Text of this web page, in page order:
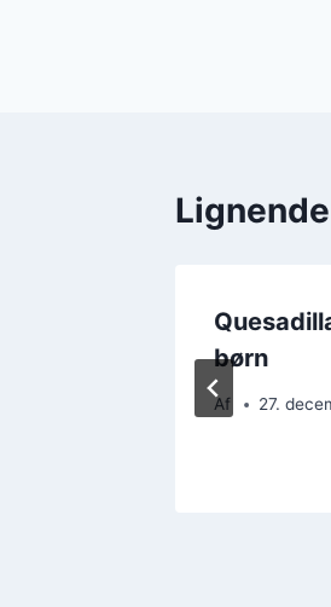
børn
Af 27.